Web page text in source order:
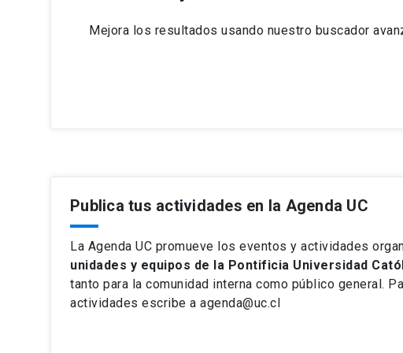
Mejora los resultados usando nuestro buscador
Publica tus actividades en la Agenda UC
La Agenda UC promueve los eventos y actividades
unidades y equipos de la Pontificia Universidad
tanto para la comunidad interna como público general.
actividades escribe a agenda@uc.cl